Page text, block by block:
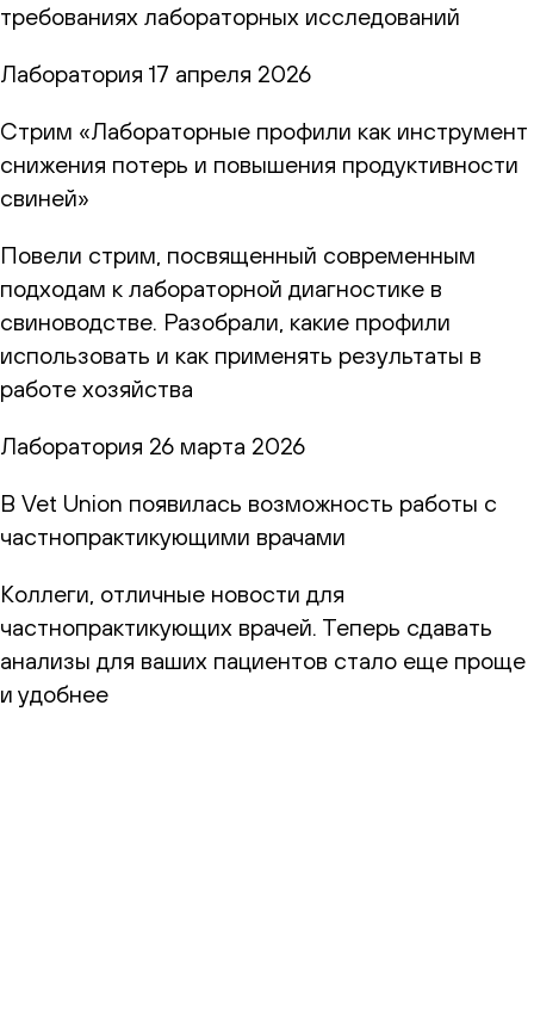
требованиях лабораторных исследований
Лаборатория 17 апреля 2026
Стрим «Лабораторные профили как инструмент
снижения потерь и повышения продуктивности
свиней»
Повели стрим, посвященный современным
подходам к лабораторной диагностике в
свиноводстве. Разобрали, какие профили
использовать и как применять результаты в
работе хозяйства
Лаборатория 26 марта 2026
В Vet Union появилась возможность работы с
частнопрактикующими врачами
Коллеги, отличные новости для
частнопрактикующих врачей. Теперь сдавать
анализы для ваших пациентов стало еще проще
и удобнее